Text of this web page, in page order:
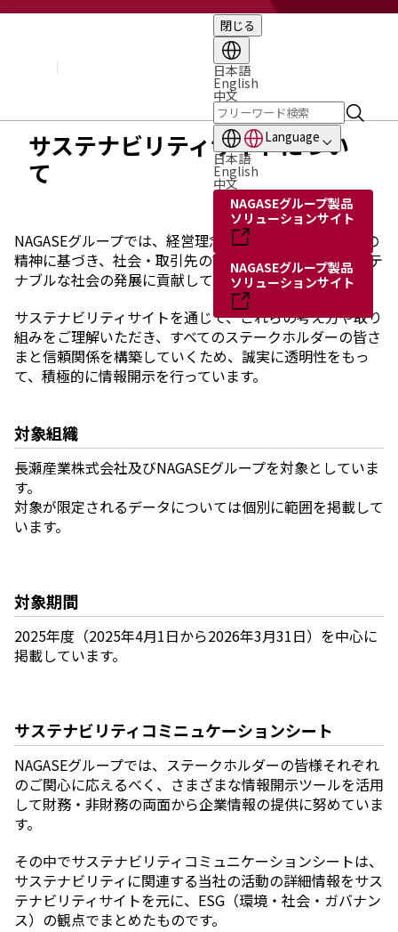
閉じる
日本語
English
中文
Language
日本語
English
中文
NAGASEグループ製品
ソリューションサイト
NAGASEグループ製品
ソリューションサイト
役員・執行役員
国内・海外のNAGASEグループ
長瀬産業の歩み
ニュース
2026年
2025年
2024年
2023年
2022年
2018年
2016年
2015年
事業案内
機能化学品事業部
スペシャリティケミカル事業部
ポリマーグローバルアカウント事業部
エレクトロニクス事業部
先進機能材料事業部
ライフ＆ヘルスケア製品事業部
ナガセバイオイノベーションセンター
ナガセアプリケーションワークショップ
未来共創室
サステナビリティサイトについ
て
NAGASEグループでは、経営理念に掲げる「誠実正道」の
精神に基づき、社会・取引先の課題解決を実現し、サステ
ナブルな社会の発展に貢献していきます。
サステナビリティサイトを通じて、これらの考え方や取り
組みをご理解いただき、すべてのステークホルダーの皆さ
まと信頼関係を構築していくため、誠実に透明性をもっ
て、積極的に情報開示を行っています。
対象組織
長瀬産業株式会社及びNAGASEグループを対象としていま
す。
対象が限定されるデータについては個別に範囲を掲載して
います。
対象期間
2025年度（2025年4月1日から2026年3月31日）を中心に
掲載しています。
サステナビリティコミニュケーションシート
NAGASEグループでは、ステークホルダーの皆様それぞれ
のご関心に応えるべく、さまざまな情報開示ツールを活用
して財務・非財務の両面から企業情報の提供に努めていま
す。
その中でサステナビリティコミュニケーションシートは、
サステナビリティに関連する当社の活動の詳細情報をサス
テナビリティサイトを元に、ESG（環境・社会・ガバナン
ス）の観点でまとめたものです。